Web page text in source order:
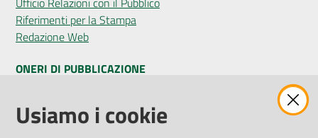
Riferimenti per la Stampa
Redazione Web
ONERI DI PUBBLICAZIONE
Amministrazione Trasparente
Pubblicità legale
Usiamo i cookie